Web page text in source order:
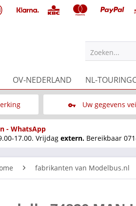
Zoeken...
OV-NEDERLAND NL-
Uw gegevens
- WhatsApp
17.00. Vrijdag extern. Bereikbaar
fabrikanten van Modelbus.nl